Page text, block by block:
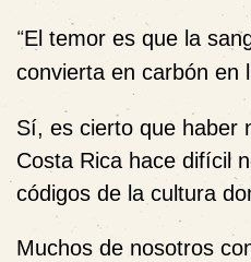
“El temor es que la
convierta en carbón en
Sí, es cierto que haber
Costa Rica hace difícil
códigos de la cultura
Muchos de nosotros